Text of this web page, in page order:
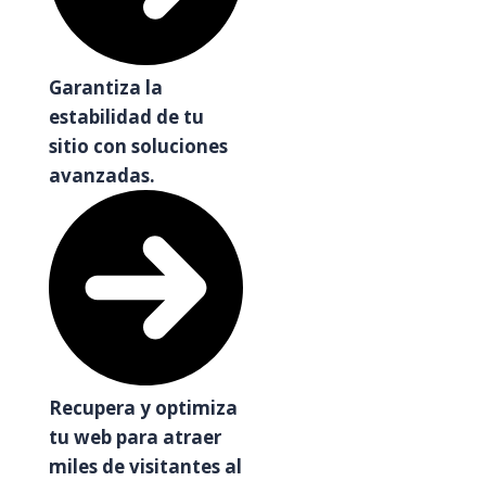
Garantiza la
estabilidad de tu
sitio con soluciones
avanzadas.
Recupera y optimiza
tu web para atraer
miles de visitantes al